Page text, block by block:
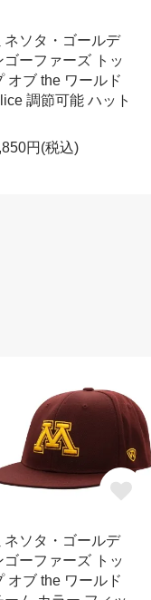
ネソタ・ゴールデ
ゴーファーズ トッ
オブ the ワールド
調節可能 ハット
円(税込)
ネソタ・ゴールデ
ゴーファーズ トッ
オブ the ワールド